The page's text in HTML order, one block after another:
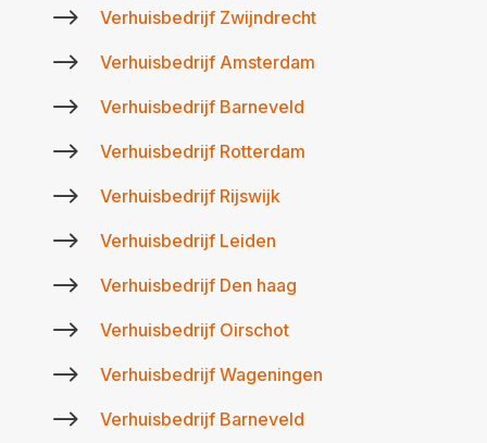
$ Verhuisbedrijf Zwijndrecht
$ Verhuisbedrijf Amsterdam
$ Verhuisbedrijf Barneveld
$ Verhuisbedrijf Rotterdam
$ Verhuisbedrijf Rijswijk
$ Verhuisbedrijf Leiden
$ Verhuisbedrijf Den haag
$ Verhuisbedrijf Oirschot
$ Verhuisbedrijf Wageningen
$ Verhuisbedrijf Barneveld